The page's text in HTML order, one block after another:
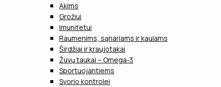
Akims
Grožiui
Imunitetui
Raumenims, sąnariams ir kaulams
Širdžiai ir kraujotakai
Žuvų taukai – Omega-3
Sportuojantiems
Svorio kontrolei